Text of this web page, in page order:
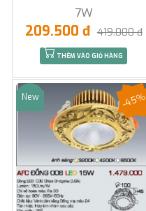
7W
209.500 đ 419.000 đ
THÊM VÀO GIỎ HÀNG
Sale
New -45%